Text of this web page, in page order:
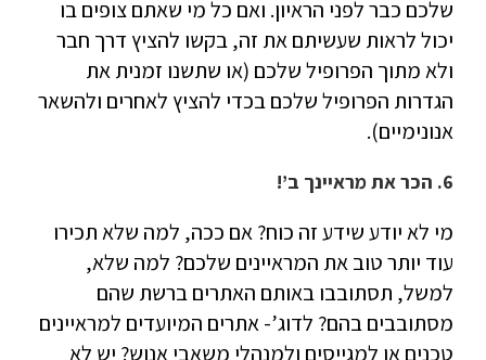
שלכם כבר לפני הראיון. ואם כל מי שאתם צופים בו
יכול לראות שעשיתם את זה, בקשו להציץ דרך חבר
ולא מתוך הפרופיל שלכם (או שתשנו זמנית את
הגדרות הפרופיל שלכם בכדי להציץ לאחרים ולהשאר
אנונימיים).
6. הכר את מראיינך ב’!
מי לא יודע שידע זה כוח? אם ככה, למה שלא תכירו
עוד יותר טוב את המראיינים שלכם? למה שלא,
למשל, תסתובבו באותם האתרים ברשת שהם
מסתובבים בהם? לדוג’- אתרים המיועדים למראיינים
טכנים או למגייסים ולמנהלי משאבי אנוש? יש לא